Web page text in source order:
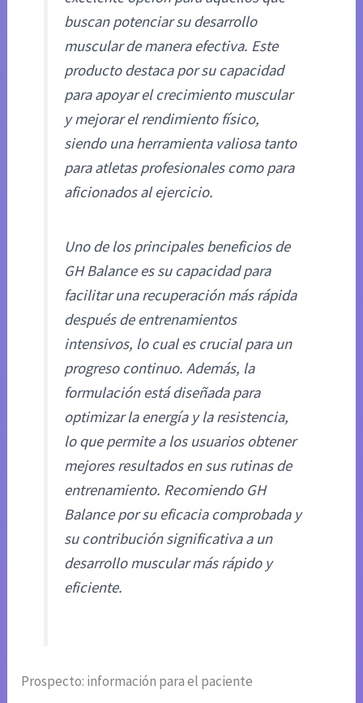
buscan potenciar su desarrollo
muscular de manera efectiva. Este
producto destaca por su capacidad
para apoyar el crecimiento muscular
y mejorar el rendimiento físico,
siendo una herramienta valiosa tanto
para atletas profesionales como para
aficionados al ejercicio.
Uno de los principales beneficios de
GH Balance es su capacidad para
facilitar una recuperación más rápida
después de entrenamientos
intensivos, lo cual es crucial para un
progreso continuo. Además, la
formulación está diseñada para
optimizar la energía y la resistencia,
lo que permite a los usuarios obtener
mejores resultados en sus rutinas de
entrenamiento. Recomiendo GH
Balance por su eficacia comprobada y
su contribución significativa a un
desarrollo muscular más rápido y
eficiente.
Prospecto: información para el paciente